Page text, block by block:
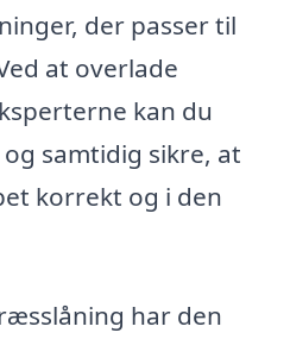
der passer til
at overlade
kan du
samtidig sikre, at
korrekt og i den
har den